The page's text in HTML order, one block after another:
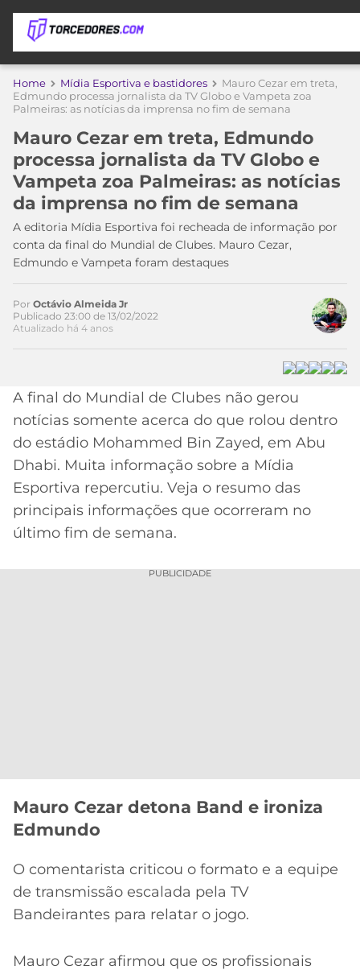
APOSTAS
DICAS
DE
APOSTA
MELHORES
SITES
DE
APOSTAS
2026
CÓDIGO
PROMOCIONAL
DE
INDICAÇÃO
BET365
CÓDIGO
BETANO
ÚLTIMAS
COPA
DO
MUNDO
TIMES
MEU
TIME
SÃO
PAULO
SANTOS
FLAMENGO
FLUMINENSE
ATLÉTICO
CRUZEIRO
CAMPEONATOS
BRASILEIRÃO
LIBERTADORES
COPA
DO
BRASIL
PREMIER
MÍDIA
DA
BOLA
PALPITES
Home Mídia Esportiva e bastidores
Mauro Cezar em treta,
Edmundo processa jornalista da TV Globo e Vampeta zoa
Palmeiras: as notícias da imprensa no fim de semana
Mauro Cezar em treta, Edmundo
processa jornalista da TV Globo e
Vampeta zoa Palmeiras: as notícias
da imprensa no fim de semana
A editoria Mídia Esportiva foi recheada de informação por
conta da final do Mundial de Clubes. Mauro Cezar,
Edmundo e Vampeta foram destaques
Acesse o perfil do autor
no Twitter
Por Octávio Almeida Jr
Publicado 23:00 de 13/02/2022
Atualizado há 4 anos
A final do Mundial de Clubes não gerou
notícias somente acerca do que rolou dentro
do estádio Mohammed Bin Zayed, em Abu
Dhabi. Muita informação sobre a Mídia
Esportiva repercutiu. Veja o resumo das
principais informações que ocorreram no
último fim de semana.
PUBLICIDADE
Mauro Cezar detona Band e ironiza
Edmundo
O comentarista criticou o formato e a equipe
de transmissão escalada pela TV
Bandeirantes para relatar o jogo.
Mauro Cezar afirmou que os profissionais